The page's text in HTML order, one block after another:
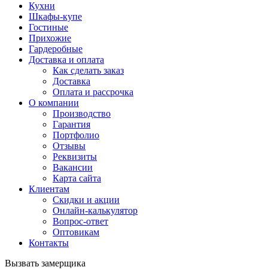
Кухни
Шкафы-купе
Гостиные
Прихожие
Гардеробные
Доставка и оплата
Как сделать заказ
Доставка
Оплата и рассрочка
О компании
Производство
Гарантия
Портфолио
Отзывы
Реквизиты
Вакансии
Карта сайта
Клиентам
Скидки и акции
Онлайн-калькулятор
Вопрос-ответ
Оптовикам
Контакты
Вызвать замерщика